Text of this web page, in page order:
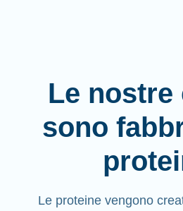
Le nostre
sono
Le proteine vengono